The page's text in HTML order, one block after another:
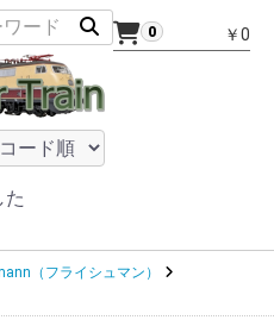
0 ￥0
（フライシュマン）